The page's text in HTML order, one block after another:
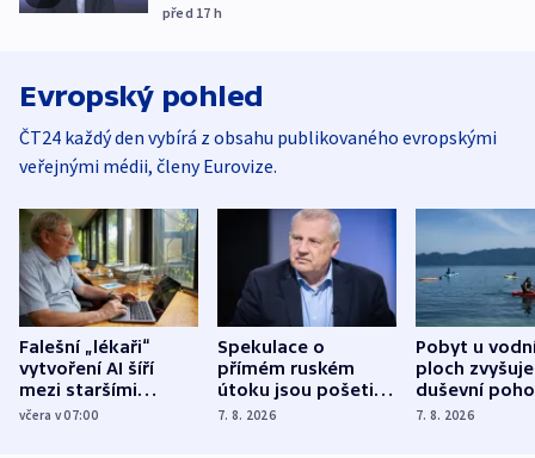
před 17 h
Evropský pohled
ČT24 každý den vybírá z obsahu publikovaného evropskými
veřejnými médii, členy Eurovize.
Falešní „lékaři“
vytvoření AI šíří
mezi staršími
Poláky nebezpečné
včera v 07:00
Spekulace o
přímém ruském
útoku jsou pošetilé,
míní estonský
7. 8. 2026
Pobyt u
ploch zvyšuje
duševní
ukázala
7. 8. 2026